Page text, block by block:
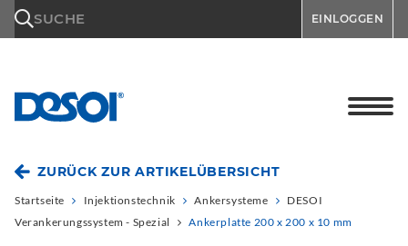
SUCHE EINLOGGEN
ZURÜCK ZUR ARTIKELÜBERSICHT
Startseite Injektionstechnik Ankersysteme
DESOI
Verankerungssystem - Spezial
Ankerplatte 200 x 200 x 10 mm